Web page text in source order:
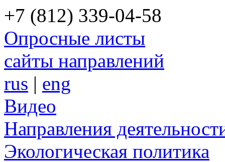
+7 (812) 339-04-58
Опросные листы
сайты направлений
rus | eng
Видео
Направления
Экологическая политика